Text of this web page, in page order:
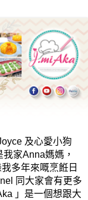
及心愛小狗
家Anna媽媽，
多年來嘅烹餁日
同大家會有更多
」是一個想跟大